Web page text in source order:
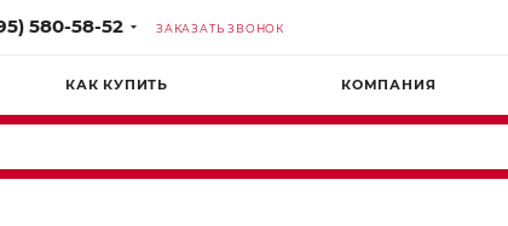
580-58-52 ЗАКАЗАТЬ ЗВОНОК
КАК КУПИТЬ КОМПАНИЯ